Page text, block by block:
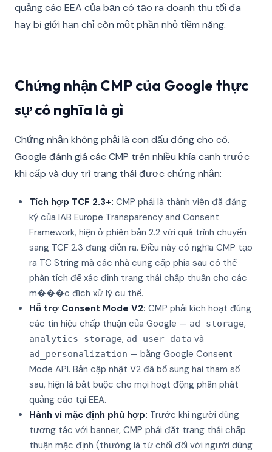
quảng cáo EEA của bạn có tạo ra doanh thu tối đa
hay bị giới hạn chỉ còn một phần nhỏ tiềm năng.
Chứng nhận CMP của Google thực
sự có nghĩa là gì
Chứng nhận không phải là con dấu đóng cho có.
Google đánh giá các CMP trên nhiều khía cạnh trước
khi cấp và duy trì trạng thái được chứng nhận:
Tích hợp TCF 2.3+: CMP phải là thành viên đã đăng
ký của IAB Europe Transparency and Consent
Framework, hiện ở phiên bản 2.2 với quá trình chuyển
sang TCF 2.3 đang diễn ra. Điều này có nghĩa CMP tạo
ra TC String mà các nhà cung cấp phía sau có thể
phân tích để xác định trạng thái chấp thuận cho các
m���c đích xử lý cụ thể.
Hỗ trợ Consent Mode V2: CMP phải kích hoạt đúng
các tín hiệu chấp thuận của Google — ad_storage,
analytics_storage, ad_user_data và
ad_personalization — bằng Google Consent
Mode API. Bản cập nhật V2 đã bổ sung hai tham số
sau, hiện là bắt buộc cho mọi hoạt động phân phát
quảng cáo tại EEA.
Hành vi mặc định phù hợp: Trước khi người dùng
tương tác với banner, CMP phải đặt trạng thái chấp
thuận mặc định (thường là từ chối đối với người dùng